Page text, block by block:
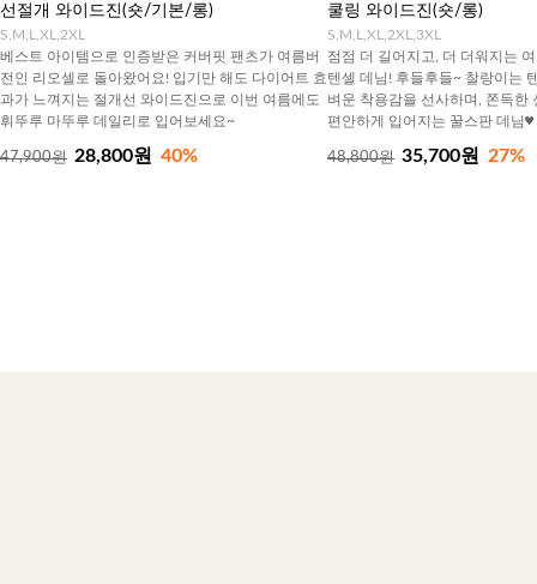
선절개 와이드진(숏/기본/롱)
S,M,L,XL,2XL
베스트 아이템으로 인증받은 커버핏 팬츠가 여름버
전인 리오셀로 돌아왔어요! 입기만 해도 다이어트 효
과가 느껴지는 절개선 와이드진으로 이번 여름에도
휘뚜루 마뚜루 데일리로 입어보세요~
47,900원 28,800원 40%
쿨링 와이드진(숏/롱)
S,M,L,XL,2XL,3XL
점점 더 길어지고, 더 더워지는
텐셀 데님! 후들후들~ 찰랑이는
벼운 착용감을 선사하며, 쫀득한
편안하게 입어지는 꿀스판 데님♥
48,800원 35,700원 27%